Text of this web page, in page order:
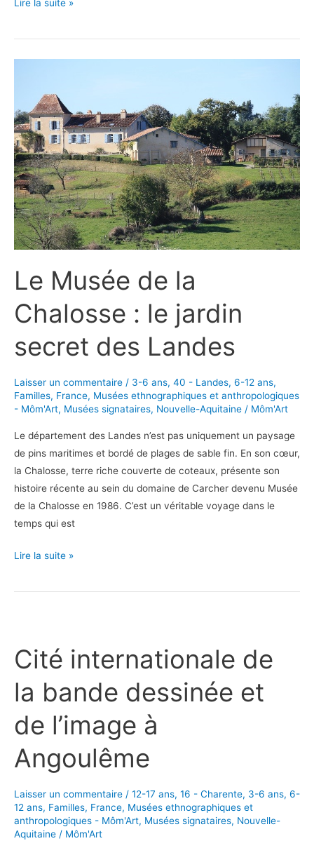
famille
Lire la suite »
Le Musée de la
Chalosse : le jardin
secret des Landes
Laisser un commentaire / 3-6 ans, 40 - Landes, 6-12 ans,
Familles, France, Musées ethnographiques et anthropologiques
- Môm'Art, Musées signataires, Nouvelle-Aquitaine / Môm'Art
Le département des Landes n’est pas uniquement un paysage
de pins maritimes et bordé de plages de sable fin. En son cœur,
la Chalosse, terre riche couverte de coteaux, présente son
histoire récente au sein du domaine de Carcher devenu Musée
de la Chalosse en 1986. C’est un véritable voyage dans le
temps qui est
Le
de
le
secret
Landes
Lire la suite »
Cité internationale de
la bande dessinée et
de l’image à
Angoulême
Laisser un commentaire / 12-17 ans, 16 - Charente, 3-6 ans, 6-
12 ans, Familles, France, Musées ethnographiques et
anthropologiques - Môm'Art, Musées signataires, Nouvelle-
Aquitaine / Môm'Art